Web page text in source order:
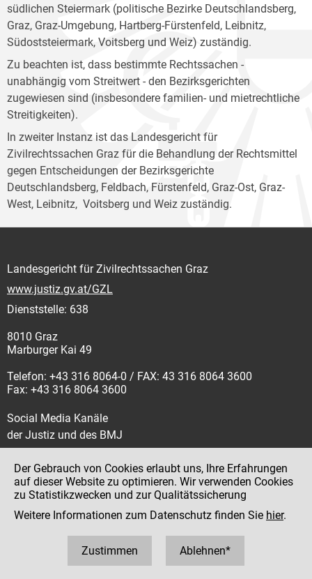
südlichen Steiermark (politische Bezirke Deutschlandsberg,
Graz, Graz-Umgebung, Hartberg-Fürstenfeld, Leibnitz,
Südoststeiermark, Voitsberg und Weiz) zuständig.
Zu beachten ist, dass bestimmte Rechtssachen -
unabhängig vom Streitwert - den Bezirksgerichten
zugewiesen sind (insbesondere familien- und mietrechtliche
Streitigkeiten).
In zweiter Instanz ist das Landesgericht für
Zivilrechtssachen Graz für die Behandlung der Rechtsmittel
gegen Entscheidungen der Bezirksgerichte
Deutschlandsberg, Feldbach, Fürstenfeld, Graz-Ost, Graz-
West, Leibnitz, Voitsberg und Weiz zuständig.
Landesgericht für Zivilrechtssachen Graz
www.justiz.gv.at/GZL
Dienststelle: 638
8010 Graz
Marburger Kai 49
Telefon: +43 316 8064-0 / FAX: 43 316 8064 3600
Fax: +43 316 8064 3600
Social Media Kanäle
der Justiz und des BMJ
Impressum
Datenschutz
Hinweisgeber:innenplattform (für Mitarbeiter:innen)
Der Gebrauch von Cookies erlaubt uns, Ihre Erfahrungen
auf dieser Website zu optimieren. Wir verwenden Cookies
zu Statistikzwecken und zur Qualitätssicherung
Weitere Informationen zum Datenschutz finden Sie hier.
Zustimmen Ablehnen*